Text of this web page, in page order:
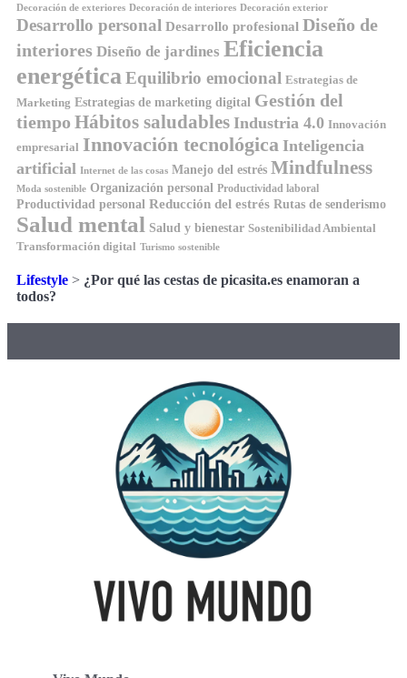
Decoración de exteriores Decoración de interiores Decoración exterior
Desarrollo personal Desarrollo profesional Diseño de
interiores Diseño de jardines Eficiencia
energética Equilibrio emocional Estrategias de
Marketing Estrategias de marketing digital Gestión del
tiempo Hábitos saludables Industria 4.0 Innovación
empresarial Innovación tecnológica Inteligencia
artificial Internet de las cosas Manejo del estrés Mindfulness
Moda sostenible Organización personal Productividad laboral
Productividad personal Reducción del estrés Rutas de senderismo
Salud mental Salud y bienestar Sostenibilidad Ambiental
Transformación digital Turismo sostenible
Lifestyle > ¿Por qué las cestas de picasita.es enamoran a
todos?